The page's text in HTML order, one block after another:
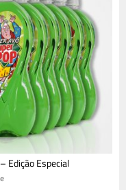
Edição Especial